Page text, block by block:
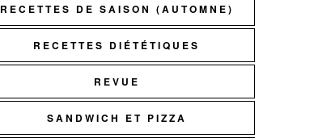
RECETTES DE SAISON (AUTOMNE)
RECETTES DIÉTÉTIQUES
REVUE
SANDWICH ET PIZZA